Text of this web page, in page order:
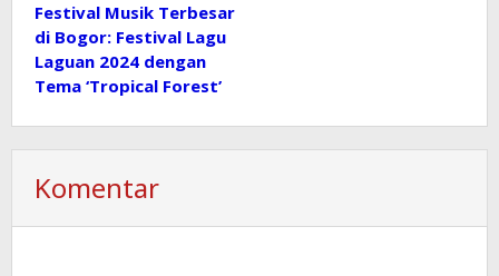
Festival Musik Terbesar
di Bogor: Festival Lagu
Laguan 2024 dengan
Tema ‘Tropical Forest’
Komentar